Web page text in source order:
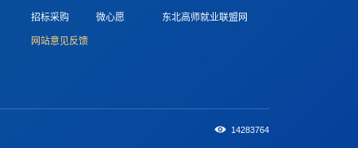
招标采购 微心愿 东北高师就业联盟网
网站意见反馈
14283764